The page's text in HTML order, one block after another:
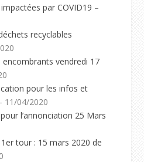
par COVID19 –
recyclables
encombrants vendredi 17
pour les infos et
11/04/2020
l’annonciation 25 Mars
tour : 15 mars 2020 de